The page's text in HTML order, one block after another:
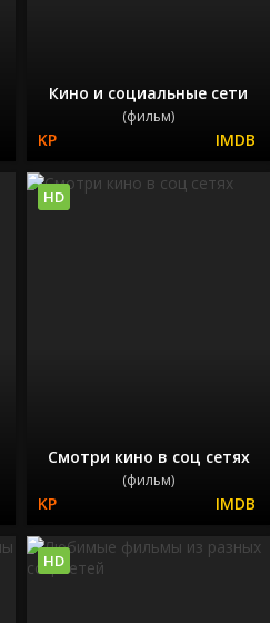
Кино и социальные сети
(фильм)
Смотри кино в соц сетях
(фильм)
HD
HD